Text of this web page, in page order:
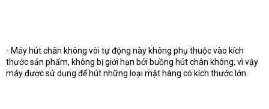
- Máy hút chân không vòi tự động này không phụ thuộc vào kích
thước sản phẩm, không bị giới hạn bởi buồng hút chân không, vì vậy
máy được sử dụng để hút những loại mặt hàng có kích thước lớn.